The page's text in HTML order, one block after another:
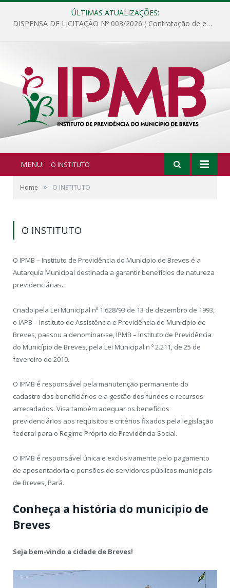
ÚLTIMAS ATUALIZAÇÕES:
DISPENSA DE LICITAÇÃO Nº 003/2026 ( Contratação de empresa para fornecimento de gêneros alimentícios não perecíveis, materiais de expediente, descartáveis, copa e cozinha, para análise e posterior publicação.)
MENU: O INSTITUTO
Home » O INSTITUTO
O INSTITUTO
O IPMB – Instituto de Previdência do Município de Breves é a
Autarquia Municipal destinada a garantir benefícios de natureza
previdenciárias.
Criado pela Lei Municipal nº 1.628/93 de 13 de dezembro de 1993,
o IAPB – Instituto de Assistência e Previdência do Município de
Breves, passou a denominar-se, IPMB – Instituto de Previdência
do Município de Breves, pela Lei Municipal n º 2.211, de 25 de
fevereiro de 2010.
O IPMB é responsável pela manutenção permanente do
cadastro dos beneficiários e a gestão dos fundos e recursos
arrecadados. Visa também adequar os benefícios
previdenciários aos requisitos e critérios fixados pela legislação
federal para o Regime Próprio de Previdência Social.
O IPMB é responsável única e exclusivamente pelo pagamento
de aposentadoria e pensões de servidores públicos municipais
de Breves, Pará.
Conheça a história do município de
Breves
Seja bem-vindo a cidade de Breves!